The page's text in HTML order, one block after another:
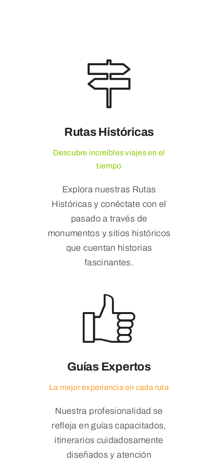
Rutas Históricas
Descubre increíbles viajes en el
tiempo
Explora nuestras Rutas
Históricas y conéctate con el
pasado a través de
monumentos y sitios históricos
que cuentan historias
fascinantes.
Guías Expertos
La mejor experiencia en cada ruta
Nuestra profesionalidad se
refleja en guías capacitados,
itinerarios cuidadosamente
diseñados y atención